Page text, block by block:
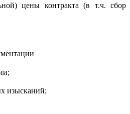
цены контракта (в т.ч. сбор
изысканий;